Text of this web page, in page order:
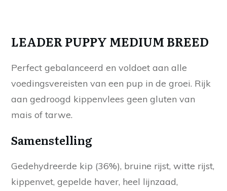
LEADER PUPPY MEDIUM BREED
Perfect gebalanceerd en voldoet aan alle
voedingsvereisten van een pup in de groei. Rijk
aan gedroogd kippenvlees geen gluten van
mais of tarwe.
Samenstelling
Gedehydreerde kip (36%), bruine rijst, witte rijst,
kippenvet, gepelde haver, heel lijnzaad,